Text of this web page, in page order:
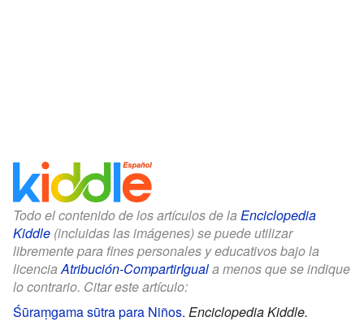
Todo el contenido de los artículos de la Enciclopedia
Kiddle (incluidas las imágenes) se puede utilizar
libremente para fines personales y educativos bajo la
licencia Atribución-CompartirIguala menos que se indique
lo contrario. Citar este artículo:
Śūraṃgama sūtra para Niños. Enciclopedia Kiddle.